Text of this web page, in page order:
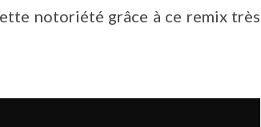
notoriété grâce à ce remix très